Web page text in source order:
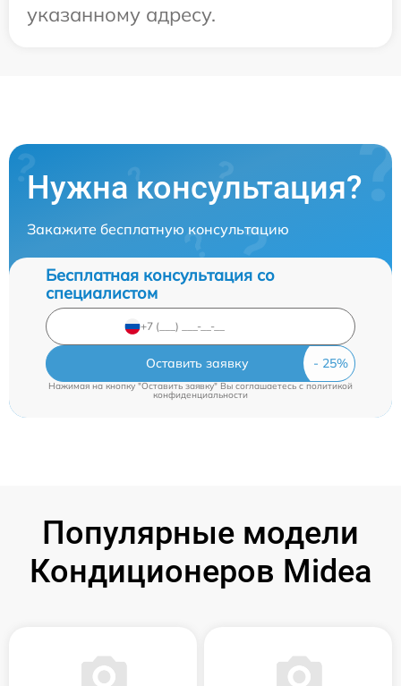
указанному адресу.
Нужна консультация?
Закажите бесплатную консультацию
Бесплатная консультация со
специалистом
Оставить заявку
Нажимая на кнопку "Оставить заявку" Вы соглашаетесь cполитикой
конфиденциальности
Популярные модели
Кондиционеров Midea